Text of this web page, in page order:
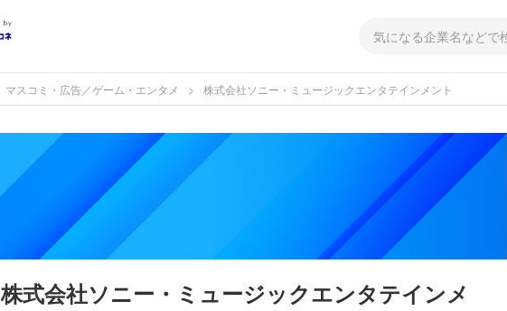
マスコミ・広告／ゲーム・エンタメ 株式会社ソニー・ミュージックエンタテインメント
株式会社ソニー・ミュージックエンタテインメ